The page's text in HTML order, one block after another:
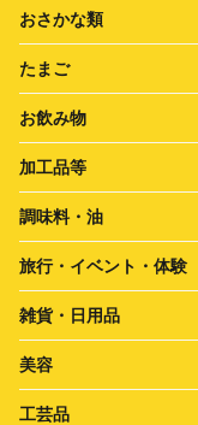
おさかな類
たまご
お飲み物
加工品等
調味料・油
旅行・イベント・体験
雑貨・日用品
美容
工芸品